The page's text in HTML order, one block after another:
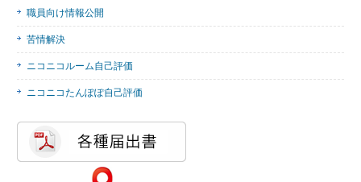
職員向け情報公開
苦情解決
ニコニコルーム自己評価
ニコニコたんぽぽ自己評価